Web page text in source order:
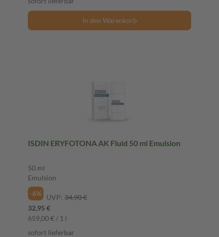
In den Warenkorb
ISDIN ERYFOTONA AK Fluid 50 ml Emulsion
50 ml
Emulsion
-6%
UVP: 34,90 €
32,95 €
659,00 € / 1 l
sofort lieferbar